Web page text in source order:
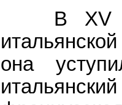
В XV в.
она